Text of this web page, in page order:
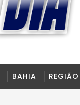
BAHIA REGIÃO